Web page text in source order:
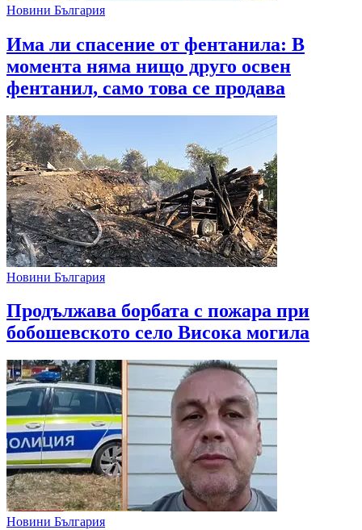
Новини България
Има ли спасение от фентанила: В
момента няма нищо друго освен
фентанил, само това се продава
Новини България
Продължава борбата с пожара при
бобошевското село Висока могила
Новини България